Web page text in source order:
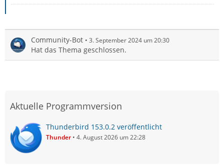
Community-Bot 3. September 2024 um 20:30
Hat das Thema geschlossen.
Aktuelle Programmversion
Thunderbird 153.0.2 veröffentlicht
Thunder 4. August 2026 um 22:28